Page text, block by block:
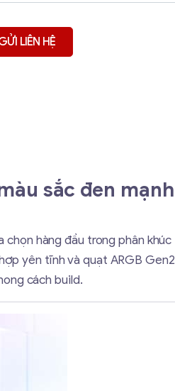
sắc đen mạnh
chọn hàng đầu trong phân khúc
yên tĩnh và quạt ARGB Gen2
cách build.